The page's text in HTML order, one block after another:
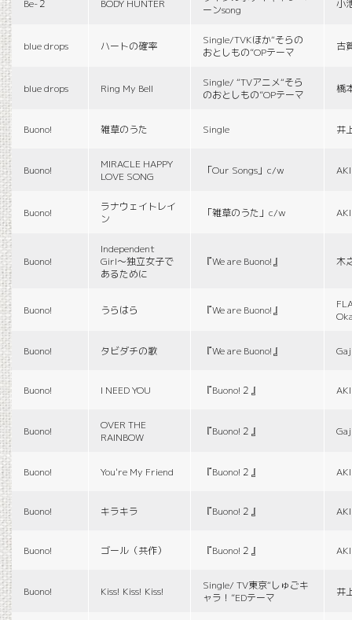
Be-２ BODY HUNTER
ーンsong
小
blue drops ハートの確率
Single/TVKほか“そらの
おとしもの”OPテーマ
古
blue drops Ring My Bell
Single/ “TVアニメ“そら
のおとしもの”OPテーマ
橋
Buono! 雑草のうた Single 井
Buono!
MIRACLE HAPPY
LOVE SONG
「Our Songs」c/w
Buono!
ラナウェイトレイ
ン
「雑草のうた」c/w
Buono!
Independent
Girl〜独立女子で
あるために
『We are Buono!』 木
Buono! うらはら 『We are Buono!』
Buono! タビダチの歌 『We are Buono!』
Buono! I NEED YOU 『Buono!２』
Buono!
OVER THE
RAINBOW
『Buono!２』
Buono! You're My Friend 『Buono!２』
Buono! キラキラ 『Buono!２』
Buono! ゴール（共作） 『Buono!２』
Buono! Kiss! Kiss! Kiss!
Single/ TV東京“しゅごキ
ャラ！”EDテーマ
井